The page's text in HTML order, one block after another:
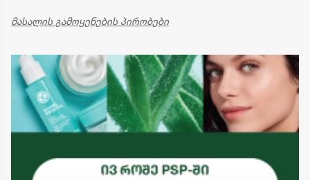
მასალის გამოყენების პირობები